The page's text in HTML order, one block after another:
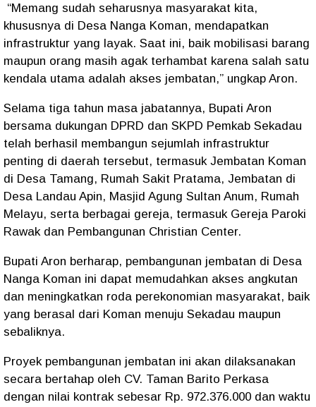
“Memang sudah seharusnya masyarakat kita,
khususnya di Desa Nanga Koman, mendapatkan
infrastruktur yang layak. Saat ini, baik mobilisasi barang
maupun orang masih agak terhambat karena salah satu
kendala utama adalah akses jembatan,” ungkap Aron.
Selama tiga tahun masa jabatannya, Bupati Aron
bersama dukungan DPRD dan SKPD Pemkab Sekadau
telah berhasil membangun sejumlah infrastruktur
penting di daerah tersebut, termasuk Jembatan Koman
di Desa Tamang, Rumah Sakit Pratama, Jembatan di
Desa Landau Apin, Masjid Agung Sultan Anum, Rumah
Melayu, serta berbagai gereja, termasuk Gereja Paroki
Rawak dan Pembangunan Christian Center.
Bupati Aron berharap, pembangunan jembatan di Desa
Nanga Koman ini dapat memudahkan akses angkutan
dan meningkatkan roda perekonomian masyarakat, baik
yang berasal dari Koman menuju Sekadau maupun
sebaliknya.
Proyek pembangunan jembatan ini akan dilaksanakan
secara bertahap oleh CV. Taman Barito Perkasa
dengan nilai kontrak sebesar Rp. 972.376.000 dan waktu